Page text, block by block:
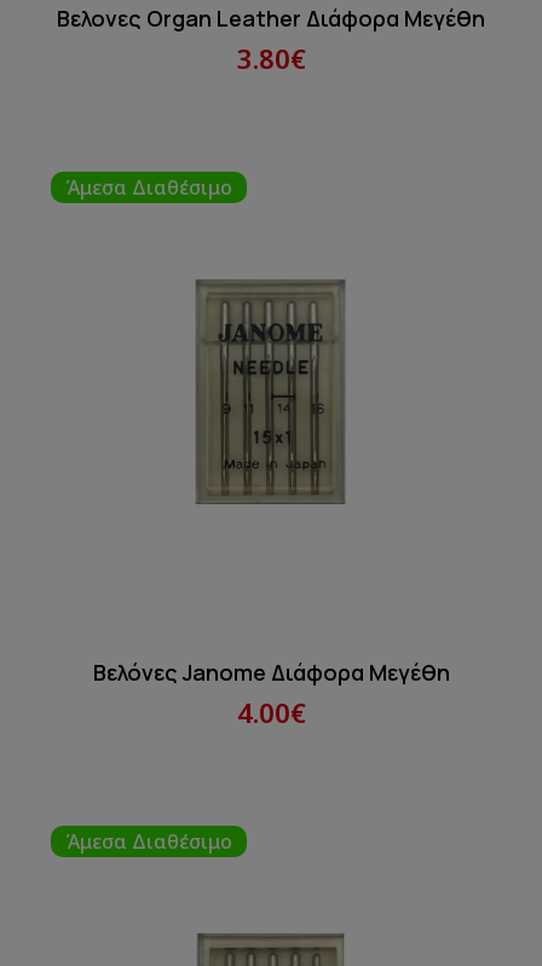
Βελονες Organ Leather Διάφορα Μεγέθη
3.80€
Άμεσα Διαθέσιμο
Βελόνες Janome Διάφορα Μεγέθη
4.00€
Άμεσα Διαθέσιμο